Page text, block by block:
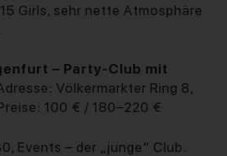
Girls, sehr nette Atmosphäre
– Party-Club mit
Völkermarkter Ring 8,
100 € / 180–220 €
Events – der „junge“ Club.